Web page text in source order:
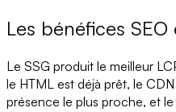
Les bénéfices
Le SSG produit le meilleur
le HTML est déjà prêt, le
présence le plus proche, et